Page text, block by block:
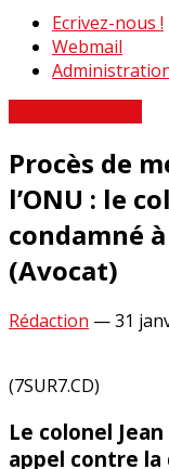
Ecrivez-nous !
Webmail
Procès de
l’ONU : le
condamné
(Avocat)
Rédaction —31
(7SUR7.CD)
Le colonel
appel contre la